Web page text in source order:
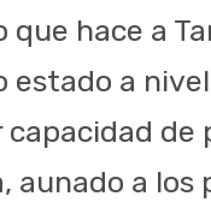
que hace a
estado a
capacidad de
aunado a los